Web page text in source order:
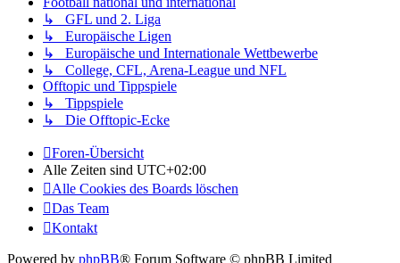
↳ GFL und 2. Liga
↳ Europäische Ligen
↳ Europäische und Internationale Wettbewerbe
↳ College, CFL, Arena-League und NFL
Offtopic und Tippspiele
↳ Tippspiele
↳ Die Offtopic-Ecke
Foren-Übersicht
Alle Zeiten sind UTC+02:00
Alle Cookies des Boards löschen
Das Team
Kontakt
Powered by phpBB® Forum Software © phpBB Limited